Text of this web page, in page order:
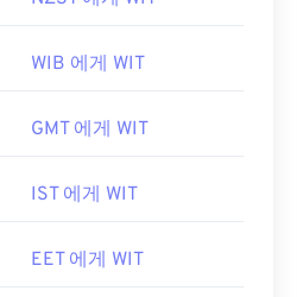
WIB 에게 WIT
GMT 에게 WIT
IST 에게 WIT
EET 에게 WIT